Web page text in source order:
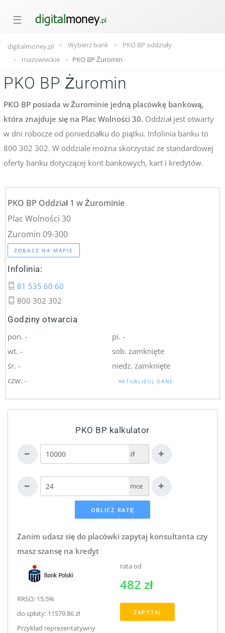
☰
digitalmoney.pl Wybierz bank
PKO BP oddziały
mazowieckie
PKO BP Żuromin
PKO BP Żuromin
PKO BP posiada w Żurominie jedną placówkę bankową,
która znajduje się na Plac Wolności 30. Oddział jest otwarty
w dni robocze od poniedziałku do piątku. Infolinia banku to
800 302 302. W oddziale można skorzystać ze standardowej
oferty banku dotyczącej kont bankowych, kart i kredytów.
PKO BP Oddział 1 w Żurominie
Plac Wolności 30
Żuromin 09-300
ZOBACZ NA MAPIE
Infolinia:
81 535 60 60
800 302 302
Godziny otwarcia
pon. -
wt. -
śr. -
czw. -
pi. -
sob. zamknięte
niedz. zamknięte
AKTUALIZUJ DANE
PKO BP kalkulator
zł
mce
Zanim udasz się do placówki zapytaj konsultanta czy
masz szansę na kredyt
RRSO: 15.5%
do spłaty: 11579.86 zł
Przykład reprezentatywny
rata od
482 zł
ZAPYTAJ